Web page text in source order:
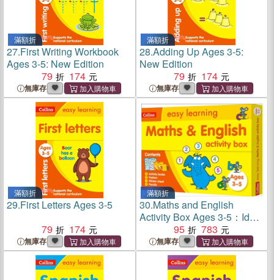
滿額折
27.First Writing Workbook
Ages 3-5: New Edition
79
174
無庫存
滿額折
28.Adding Up Ages 3-5:
New Edition
79
174
無庫存
滿額折
29.First Letters Ages 3-5
79
174
無庫存
滿額折
30.Maths and English
Activity Box Ages 3-5：Ideal
for Home Learning
95 783
無庫存